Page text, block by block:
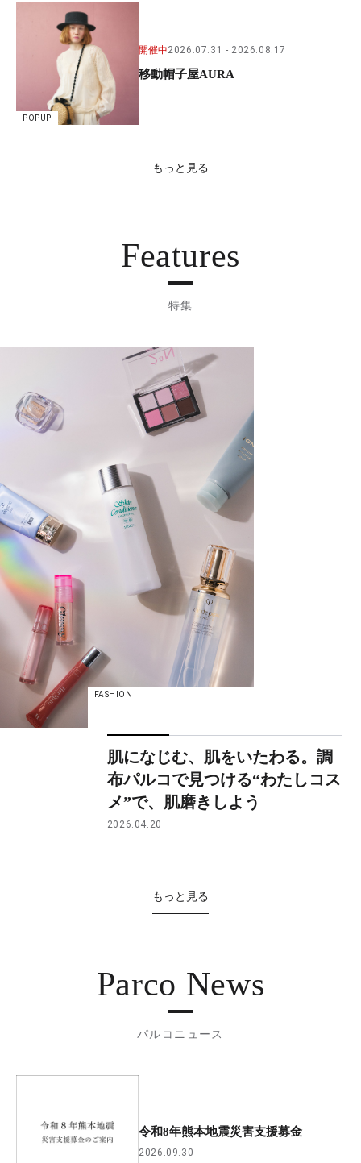
POPUP
開催中2026.07.31 2026.08.17
移動帽子屋AURA
もっと見る
Features
特集
FASHION
肌になじむ、肌をいたわる。調
布パルコで見つける“わたしコス
メ”で、肌磨きしよう
2026.04.20
もっと見る
Parco News
パルコニュース
令和8年熊本地震災害支援募金
2026.09.30